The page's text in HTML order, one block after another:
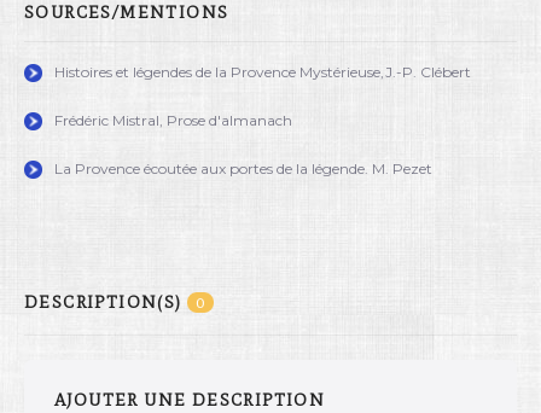
SOURCES/MENTIONS
Histoires et légendes de la Provence Mystérieuse,J.-P. Clébert
Frédéric Mistral, Prose d'almanach
La Provence écoutée aux portes de la légende. M. Pezet
DESCRIPTION(S) 0
AJOUTER UNE DESCRIPTION